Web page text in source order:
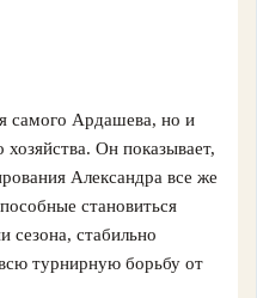
самого Ардашева, но и
хозяйства. Он показывает,
Александра все же
становиться
сезона, стабильно
турнирную борьбу от